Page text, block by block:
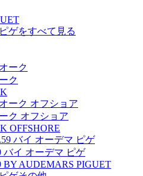
ク
ク オフショア
OFFSHORE
バイ オーデマ ピゲ
BY AUDEMARS PIGUET